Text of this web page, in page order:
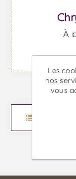
À
Les
nos
vous